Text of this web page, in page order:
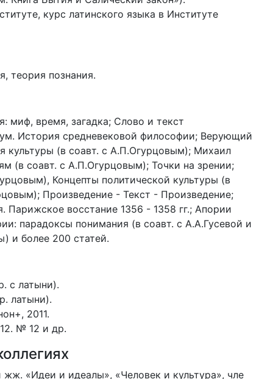
курс латинского языка в Институте
теория познания.
миф, время, загадка; Слово и текст
История средневековой философии; Верующий
культуры (в соавт. с А.П.Огурцовым); Михаил
(в соавт. с А.П.Огурцовым); Точки на зрении;
Концепты политической культуры (в
Произведение - Текст - Произведение;
Парижское восстание 1356 - 1358 гг.; Апории
парадоксы понимания (в соавт. с А.А.Гусевой и
и более 200 статей.
с латыни).
латыни).
2011.
№ 12 и др.
«Идеи и идеалы», «Человек и культура», чле